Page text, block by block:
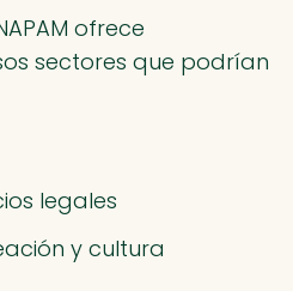
ofrece
sectores que podrían
legales
y cultura